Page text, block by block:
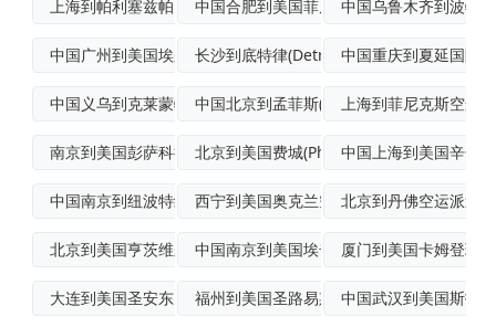
上海到帕利塞兹帕克LCL海运中国合肥到美国菲尼克斯跨境海空联运
中国乌鲁木齐到波特
中国广州到美国埃尔姆伍德帕克海空联运
长沙到底特律(Detroit)多式联运中国重庆到夏延国际
中国义乌到克莱蒙特(Claymont)国中国北京到孟菲斯(Memphis)国际多
上海到菲尼克斯空运
南京到美国彭萨科拉多式联运北京到美国费城(Philadelphia中国上海到美国辛辛
中国南京到纽波特纽斯(NewportNe西宁到美国奥克兰空运物流专线
北京到丹佛空运派送
北京到美国亨茨维尔(Huntsville中国南京到美国埃奇穆尔跨境海空联运
厦门到美国卡姆登班
大连到美国圣安东尼奥空运物流专线福州到美国圣路易斯优先空运中国武汉到美国斯托